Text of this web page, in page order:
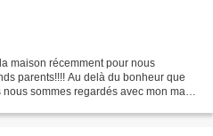
maison récemment pour nous
parents!!!! Au delà du bonheur que
sommes regardés avec mon mari